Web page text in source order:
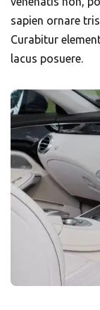
sapien ornare
Curabitur
lacus posuere.